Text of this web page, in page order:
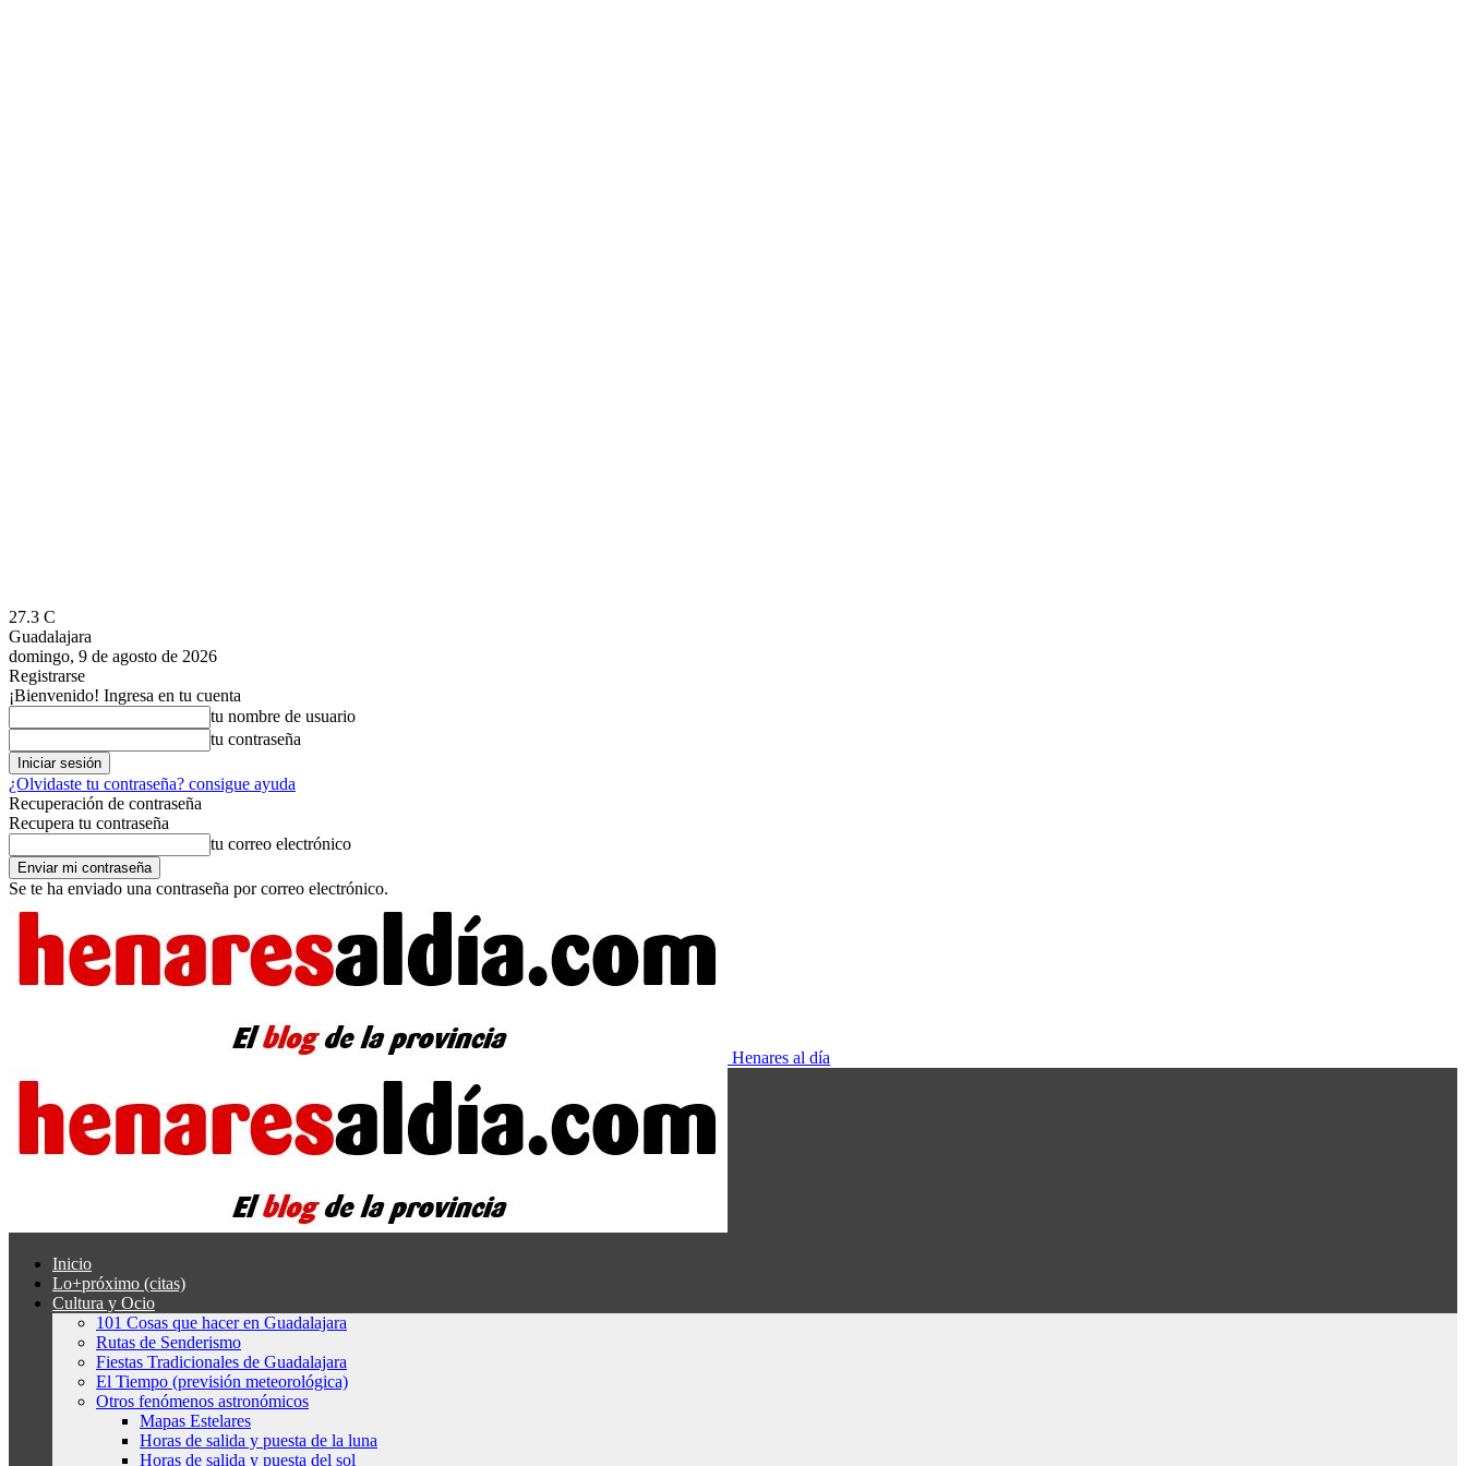
27.3 C
Guadalajara
domingo, 9 de agosto de 2026
Registrarse
¡Bienvenido! Ingresa en tu cuenta
tu nombre de usuario
tu contraseña
¿Olvidaste tu contraseña? consigue ayuda
Recuperación de contraseña
Recupera tu contraseña
tu correo electrónico
Se te ha enviado una contraseña por correo electrónico.
Henares al día
Inicio
Lo+próximo (citas)
Cultura y Ocio
101 Cosas que hacer en Guadalajara
Rutas de Senderismo
Fiestas Tradicionales de Guadalajara
El Tiempo (previsión meteorológica)
Otros fenómenos astronómicos
Mapas Estelares
Horas de salida y puesta de la luna
Horas de salida y puesta del sol